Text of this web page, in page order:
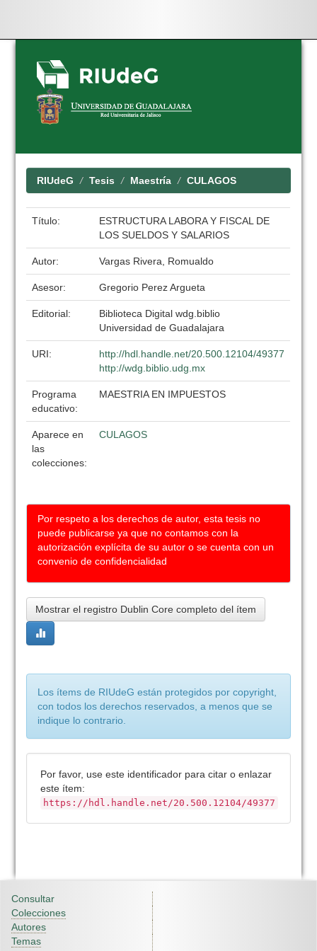
Skip
navigation
RIUdeG Tesis Maestría CULAGOS
Título:
ESTRUCTURA LABORA Y FISCAL DE
LOS SUELDOS Y SALARIOS
Autor: Vargas Rivera, Romualdo
Asesor: Gregorio Perez Argueta
Editorial:
Biblioteca Digital wdg.biblio
Universidad de Guadalajara
URI:
http://hdl.handle.net/20.500.12104/49377
http://wdg.biblio.udg.mx
Programa
educativo:
MAESTRIA EN IMPUESTOS
Aparece en
las
colecciones:
CULAGOS
Por respeto a los derechos de autor, esta tesis no
puede publicarse ya que no contamos con la
autorización explícita de su autor o se cuenta con un
convenio de confidencialidad
Mostrar el registro Dublin Core completo del ítem
Los ítems de RIUdeG están protegidos por copyright,
con todos los derechos reservados, a menos que se
indique lo contrario.
Por favor, use este identificador para citar o enlazar
este ítem:
https://hdl.handle.net/20.500.12104/49377
Consultar
Colecciones
Autores
Temas